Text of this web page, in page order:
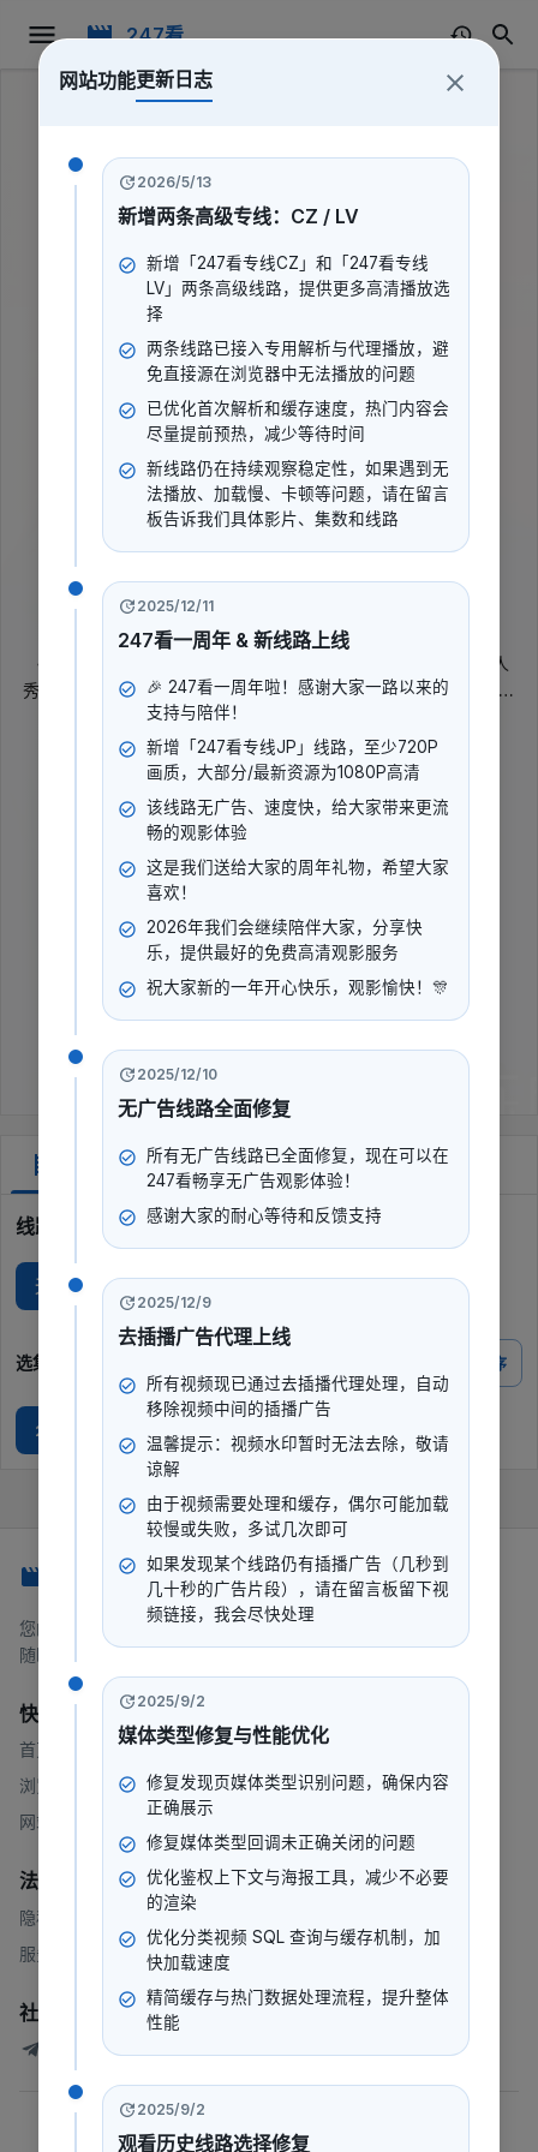
247看
学霸是怎样炼成的
暂无评分 2015
综艺
《学霸是怎样炼成的》是一档2015年中国大陆推出的访谈、真人
秀类综艺，周群参与其中。节目定位为全国首档优能学生经验分享
节目，把镜头对准高分且具备多方面能力的学霸群体，呈现他们在
学习、成长中的心得与状态。它不只关注成绩，也试图展现学霸们
更鲜活、轻松的一面，让经验交流带有更强的娱乐性和可看性。
导演:
暂无数据
演员 :
立即播放
线路选择
无广Q
选集 倒序
2016-01-03
您的一站式流媒体平台，提供电影、电视剧、动漫等内容。
随时随地，想看就看。
快速链接
首页
浏览
网站地图
法律
隐私政策
服务条款
社群
247看测试讨论群
©2026 247看.版权所有
网站功能更新日志
2026/5/13
新增两条高级专线：CZ / LV
新增「247看专线CZ」和「247看专线
LV」两条高级线路，提供更多高清播放选
择
两条线路已接入专用解析与代理播放，避
免直接源在浏览器中无法播放的问题
已优化首次解析和缓存速度，热门内容会
尽量提前预热，减少等待时间
新线路仍在持续观察稳定性，如果遇到无
法播放、加载慢、卡顿等问题，请在留言
板告诉我们具体影片、集数和线路
2025/12/11
247看一周年 & 新线路上线
🎉 247看一周年啦！感谢大家一路以来的
支持与陪伴！
新增「247看专线JP」线路，至少720P
画质，大部分/最新资源为1080P高清
该线路无广告、速度快，给大家带来更流
畅的观影体验
这是我们送给大家的周年礼物，希望大家
喜欢！
2026年我们会继续陪伴大家，分享快
乐，提供最好的免费高清观影服务
祝大家新的一年开心快乐，观影愉快！🎊
2025/12/10
无广告线路全面修复
所有无广告线路已全面修复，现在可以在
247看畅享无广告观影体验！
感谢大家的耐心等待和反馈支持
2025/12/9
去插播广告代理上线
所有视频现已通过去插播代理处理，自动
移除视频中间的插播广告
温馨提示：视频水印暂时无法去除，敬请
谅解
由于视频需要处理和缓存，偶尔可能加载
较慢或失败，多试几次即可
如果发现某个线路仍有插播广告（几秒到
几十秒的广告片段），请在留言板留下视
频链接，我会尽快处理
2025/9/2
媒体类型修复与性能优化
修复发现页媒体类型识别问题，确保内容
正确展示
修复媒体类型回调未正确关闭的问题
优化鉴权上下文与海报工具，减少不必要
的渲染
优化分类视频 SQL 查询与缓存机制，加
快加载速度
精简缓存与热门数据处理流程，提升整体
性能
2025/9/2
观看历史线路选择修复